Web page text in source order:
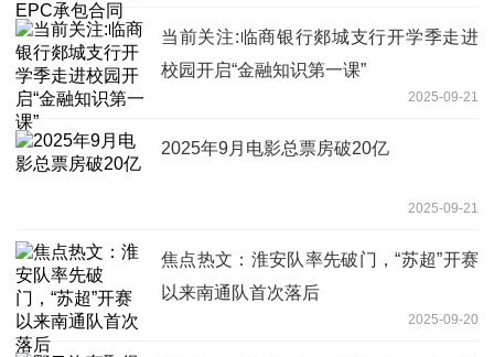
当前关注:临商银行郯城支行开学季走进
校园开启“金融知识第一课”
2025-09-21
2025年9月电影总票房破20亿
2025-09-21
焦点热文：淮安队率先破门，“苏超”开赛
以来南通队首次落后
2025-09-20